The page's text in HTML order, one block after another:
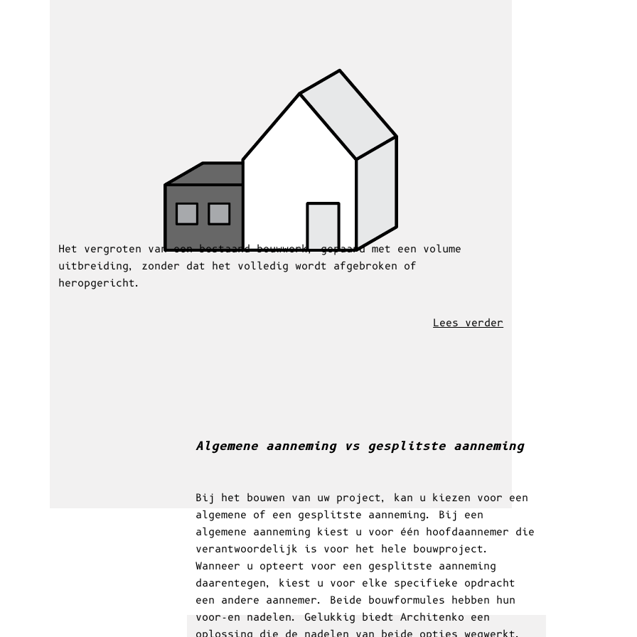
Het vergroten van een bestaand bouwwerk, gepaard met een volume
uitbreiding, zonder dat het volledig wordt afgebroken ofLees verder